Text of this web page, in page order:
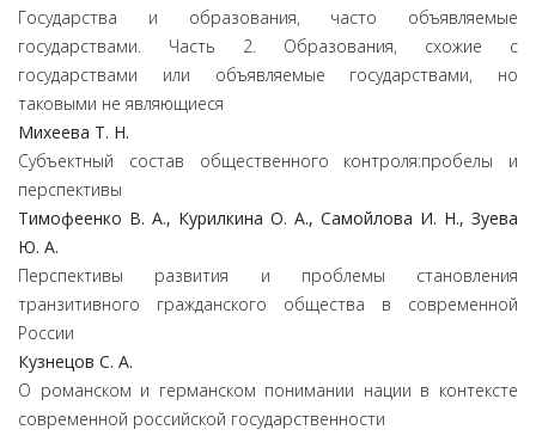
Государства и образования, часто объявляемые
государствами. Часть 2. Образования, схожие с
государствами или объявляемые государствами, но
таковыми не являющиеся
Михеева Т. Н.
Субъектный состав общественного контроля:пробелы и
перспективы
Тимофеенко В. А., Курилкина О. А., Самойлова И. Н., Зуева
Ю. А.
Перспективы развития и проблемы становления
транзитивного гражданского общества в современной
России
Кузнецов С. А.
О романском и германском понимании нации в контексте
современной российской государственности